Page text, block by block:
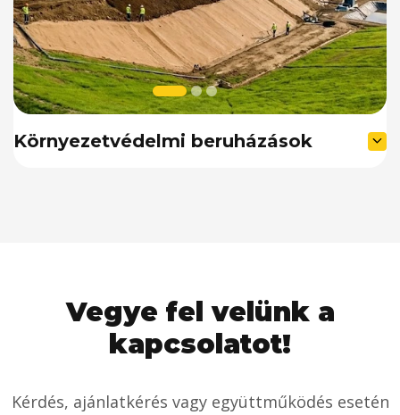
Környezetvédelmi beruházások
Vegye fel velünk a
kapcsolatot!
Kérdés, ajánlatkérés vagy együttműködés esetén